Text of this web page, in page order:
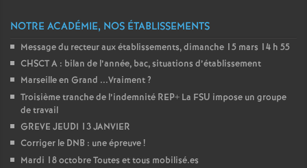
e
m
e
NOTRE ACADÉMIE, NOS ÉTABLISSEMENTS
Message du recteur aux établissements, dimanche 15 mars 14 h 55
CHSCT A : bilan de l’année, bac, situations d’établissement
Marseille en Grand ...Vraiment?
Troisième tranche de l’indemnité REP+ La FSU impose un groupe
de travail
GREVE JEUDI 13 JANVIER
Corriger le DNB : une épreuve!
Mardi 18 octobre Toutes et tous mobilisé.es